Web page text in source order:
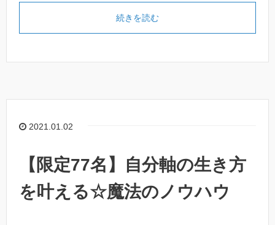
続きを読む
2021.01.02
【限定77名】自分軸の生き方
を叶える☆魔法のノウハウ